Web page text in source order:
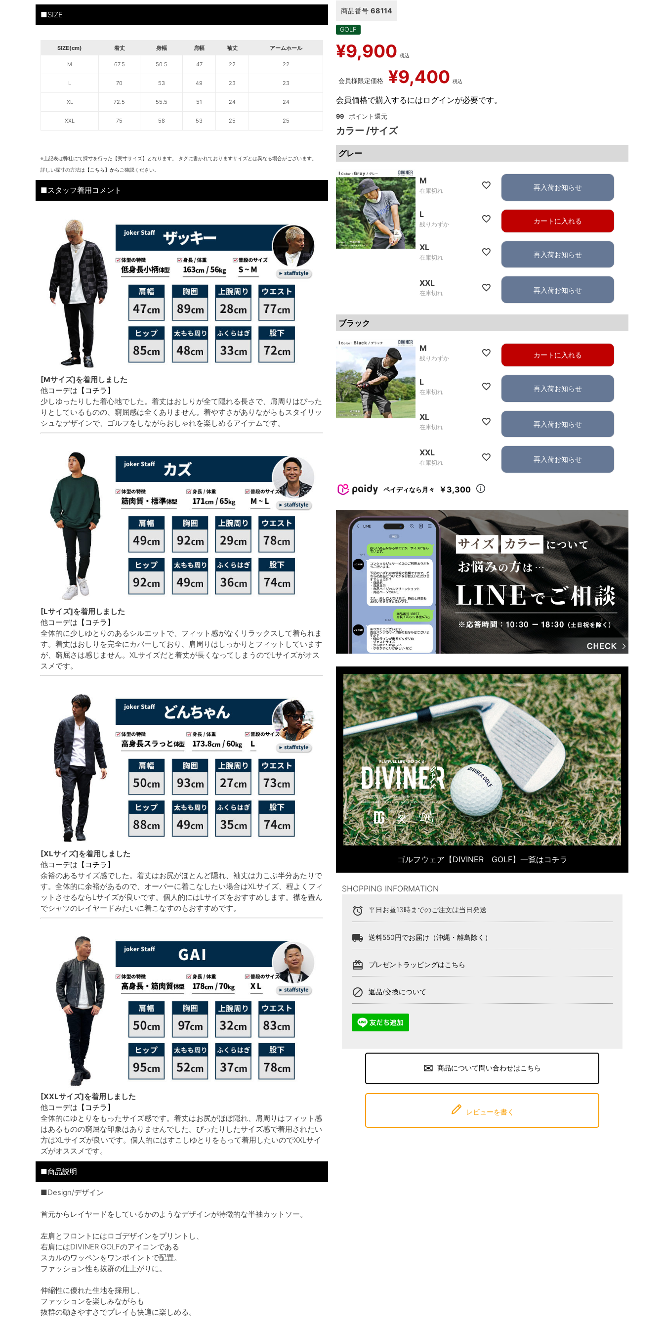
■SIZE
SIZE(cm) 着丈 身幅 肩幅 袖丈 アームホール
M 67.5 50.5 47 22 22
L 70 53 49 23 23
XL 72.5 55.5 51 24 24
XXL 75 58 53 25 25
※上記表は弊社にて採寸を行った【実寸サイズ】となります。 タグに書かれておりますサイズとは異なる場合がございます。
詳しい採寸の方法は 【こちら】から ご確認ください。
■スタッフ着用コメント
[Mサイズ]を着用しました
他コーデは 【コチラ】
少しゆったりした着心地でした。着丈はおしりが全て隠れる長さで、肩周りはぴった
りとしているものの、窮屈感は全くありません。着やすさがありながらもスタイリッ
シュなデザインで、ゴルフをしながらおしゃれを楽しめるアイテムです。
[Lサイズ]を着用しました
他コーデは 【コチラ】
全体的に少しゆとりのあるシルエットで、フィット感がなくリラックスして着られま
す。着丈はおしりを完全にカバーしており、肩周りはしっかりとフィットしています
が、窮屈さは感じません。XLサイズだと着丈が長くなってしまうのでLサイズがオス
スメです。
[XLサイズ]を着用しました
他コーデは 【コチラ】
余裕のあるサイズ感でした。着丈はお尻がほとんど隠れ、袖丈は力こぶ半分あたりで
す。全体的に余裕があるので、オーバーに着こなしたい場合はXLサイズ、程よくフィ
ットさせるならLサイズが良いです。個人的にはLサイズをおすすめします。襟を畳ん
でシャツのレイヤードみたいに着こなすのもおすすめです。
[XXLサイズ]を着用しました
他コーデは 【コチラ】
全体的にゆとりをもったサイズ感です。着丈はお尻がほぼ隠れ、肩周りはフィット感
はあるものの窮屈な印象はありませんでした。ぴったりしたサイズ感で着用されたい
方はXLサイズが良いです。個人的にはすこしゆとりをもって着用したいのでXXLサイ
ズがオススメです。
■商品説明
■Design/デザイン
首元からレイヤードをしているかのようなデザインが特徴的な半袖カットソー。
左肩とフロントにはロゴデザインをプリントし、
右肩にはDIVINER GOLFのアイコンである
スカルのワッペンをワンポイントで配置。
ファッション性も抜群の仕上がりに。
伸縮性に優れた生地を採用し、
ファッションを楽しみながらも
抜群の動きやすさでプレイも快適に楽しめる。
商品番号 68114
GOLF
¥9,900 税込
会員様限定価格 ¥9,400 税込
会員価格で購入するにはログインが必要です。
99
カラー サイズ
グレー
M
在庫切れ 再入荷お知らせ
L
残りわずか カートに入れる
XL
在庫切れ 再入荷お知らせ
XXL
在庫切れ 再入荷お知らせ
ブラック
M
残りわずか カートに入れる
L
在庫切れ 再入荷お知らせ
XL
在庫切れ 再入荷お知らせ
XXL
在庫切れ 再入荷お知らせ
ペイディなら月々 ￥3,300
ゴルフウェア【DIVINER GOLF】一覧はコチラ
SHOPPING INFORMATION
alarm 平日お昼13時までのご注文は当日発送
local_shipping 送料550円でお届け（沖縄・離島除く）
card_giftcard プレゼントラッピングはこちら
block 返品/交換について
商品について問い合わせはこちら
レビューを書く